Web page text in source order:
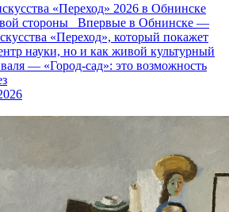
«Переход» 2026 в Обнинске
стороны Впервые в Обнинске —
«Переход», который покажет
науки, но и как живой культурный
— «Город‑сад»: это возможность